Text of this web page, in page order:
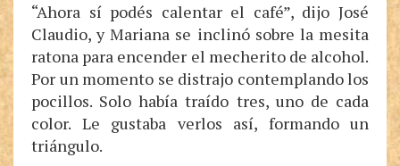
“Ahora sí podés calentar el café”, dijo José
Claudio, y Mariana se inclinó sobre la mesita
ratona para encender el mecherito de alcohol.
Por un momento se distrajo contemplando los
pocillos. Solo había traído tres, uno de cada
color. Le gustaba verlos así, formando un
triángulo.